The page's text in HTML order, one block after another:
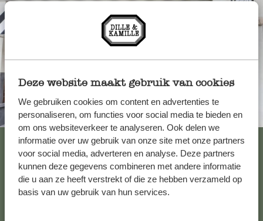
Deze website maakt gebruik van cookies
We gebruiken cookies om content en advertenties te
personaliseren, om functies voor social media te bieden en
om ons websiteverkeer te analyseren. Ook delen we
informatie over uw gebruik van onze site met onze partners
voor social media, adverteren en analyse. Deze partners
kunnen deze gegevens combineren met andere informatie
die u aan ze heeft verstrekt of die ze hebben verzameld op
basis van uw gebruik van hun services.
Altijd in de buurt
Bekijk alle 62 winkels
Klantenservice